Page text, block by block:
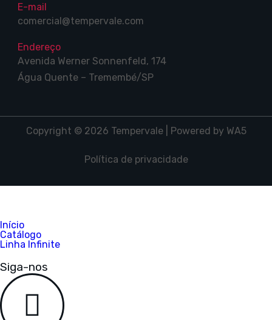
E-mail
comercial@tempervale.com
Endereço
Avenida Werner Sonnenfeld, 174
Água Quente – Tremembé/SP
Copyright © 2026 Tempervale | Powered by WA5
Política de privacidade
Início
Catálogo
Linha Infinite
Siga-nos